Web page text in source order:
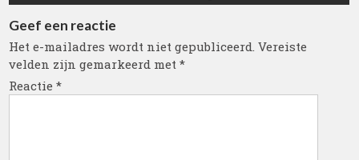
Geef een reactie
Het e-mailadres wordt niet gepubliceerd. Vereiste
velden zijn gemarkeerd met*
Reactie*